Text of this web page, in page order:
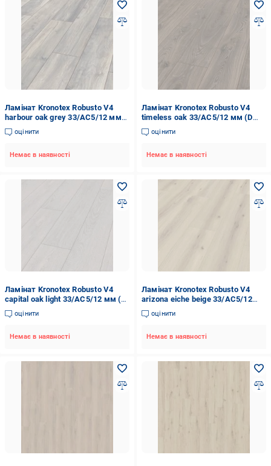
Ламінат Kronotex Robusto V4
harbour oak grey 33/АС5/12 мм
(D 3572)
оцінити
Немає в наявності
Ламінат Kronotex Robusto V4
timeless oak 33/АС5/12 мм (D
3590)
оцінити
Немає в наявності
Ламінат Kronotex Robusto V4
capital oak light 33/АС5/12 мм (D
2800)
оцінити
Немає в наявності
Ламінат Kronotex Robusto V4
arizona eiche beige 33/АС5/12
мм (D 80032)
оцінити
Немає в наявності